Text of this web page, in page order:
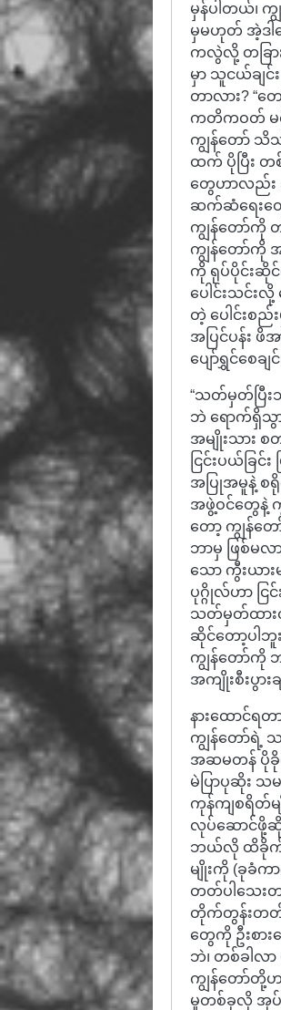
မှန်ပါတယ်၊ က
မှမဟုတ် အဲ့ဒါ
ကလွဲလို့ တခြား
မှာ သူငယ်ချ
တာလား? “တ
ကတိကဝတ် မရှိ
ကျွန်တော် သိ
ထက် ပိုပြီး
တွေဟာလည်း
ဆက်ဆံရေးတွေ
ကျွန်တော်ကို
ကျွန်တော်ကို အ
ကို ရုပ်ပိုင်းဆို
ပေါင်းသင်း
တဲ့ ပေါင်းစ
အပြင်ပန်း
ပျော်ရွှင်စေခ
“သတ်မှတ်ပြီး
ဘဲ ရောက်ရှိသွ
အမျိုးသား
ငြင်းပယ်ခြ
အပြုအမူနဲ့ စ
အဖွဲ့ဝင်တွေနဲ့
တော့ ကျွန်တ
ဘာမှ ဖြစ်မလ
သော ကွီးယား
ပုဂ္ဂိုလ်ဟာ ငြ
သတ်မှတ်ထား
ဆိုင်တော့ပါ
ကျွန်တော်ကို ဘ
အကျိုးစီးပွာ
နားထောင်ရတ
ကျွန်တော်ရဲ့ သ
အဆမတန် ပိုခိုင်
မဲပြာပုဆိုး
ကုန်ကျစရိတ်
လုပ်ဆောင်ဖို့ဆို
ဘယ်လို ထိခိုက်
မျိုးကို (ခုခံကာ
တတ်ပါသေးတ
တိုက်တွန်းတတ်က
တွေကို ဦးစား
ဘဲ၊ တစ်ခါလာ
ကျွန်တော်တို့
မှုတစ်ခုလို အုပ်